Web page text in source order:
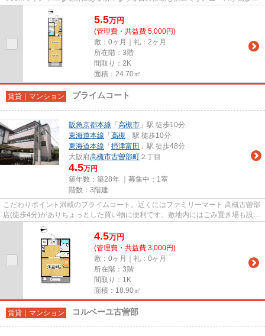
ており求められている設備が敷...
5.5万円
(管理費・共益費 5,000円)
敷：0ヶ月｜礼：2ヶ月
所在階：3階
間取り：2K
面積：24.70㎡
賃貸｜マンション プライムコート
阪急京都本線 「 高槻市 」駅 徒歩10分
東海道本線 「 高槻 」駅 徒歩10分
東海道本線 「 摂津富田 」駅 徒歩48分
大阪府高槻市古曽部町 ２丁目
4.5万円
築年数：築28年 ｜募集中： 1室
階数：3階建
こだわりポイント満載のプライムコート。近くにはファミリーマート 高槻古曽部
店(徒歩4分)がありちょっとした買い物に便利です。敷地内にはごみ置き場も設置
されています。最上階の物...
4.5万円
(管理費・共益費 3,000円)
敷：0ヶ月｜礼：0ヶ月
所在階：3階
間取り：1K
面積：18.90㎡
賃貸｜マンション コルベーユ古曽部